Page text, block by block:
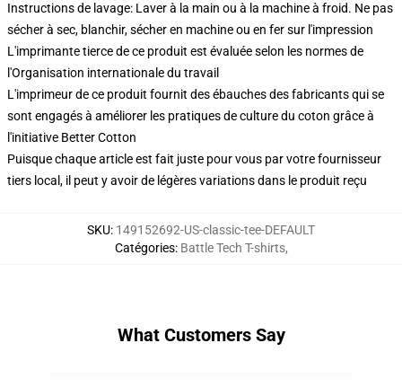
Instructions de lavage: Laver à la main ou à la machine à froid. Ne pas
sécher à sec, blanchir, sécher en machine ou en fer sur l'impression
L'imprimante tierce de ce produit est évaluée selon les normes de
l'Organisation internationale du travail
L'imprimeur de ce produit fournit des ébauches des fabricants qui se
sont engagés à améliorer les pratiques de culture du coton grâce à
l'initiative Better Cotton
Puisque chaque article est fait juste pour vous par votre fournisseur
tiers local, il peut y avoir de légères variations dans le produit reçu
SKU: 149152692-US-classic-tee-DEFAULT
Catégories: Battle Tech T-shirts,
What Customers Say